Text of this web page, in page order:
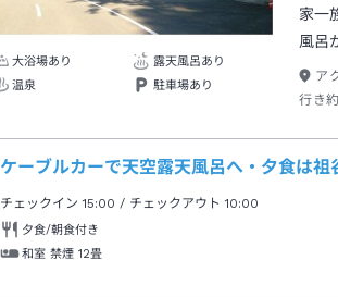
大浴場あり
露天風呂あり
温泉
駐車場あり
家一
風呂
ア
行き
ケーブルカーで天空露天風呂へ・夕食は祖
チェックイン15:00 / チェックアウト 10:00
夕食/朝食付き
和室 禁煙 12畳